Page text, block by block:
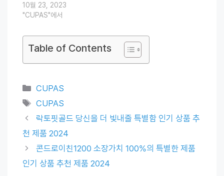
10월 23, 2023
"CUPAS"에서
Table of Contents
Categories
CUPAS
Tags
CUPAS
락토핏골드 당신을 더 빛내줄 특별함 인기 상품 추
천 제품 2024
콘드로이친1200 소장가치 100%의 특별한 제품
인기 상품 추천 제품 2024